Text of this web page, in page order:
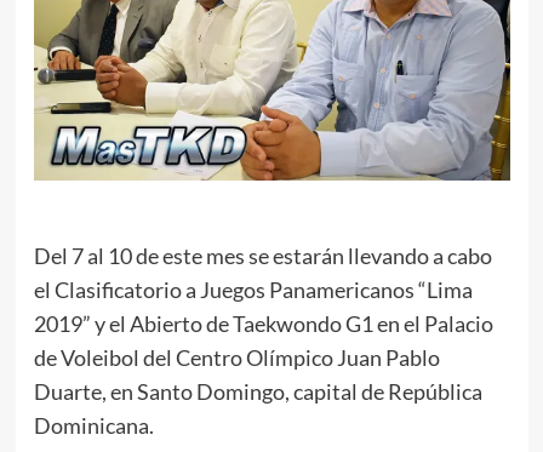
Del 7 al 10 de este mes se estarán llevando a cabo
el Clasificatorio a Juegos Panamericanos “Lima
2019” y el Abierto de Taekwondo G1 en el Palacio
de Voleibol del Centro Olímpico Juan Pablo
Duarte, en Santo Domingo, capital de República
Dominicana.